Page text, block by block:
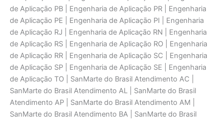
de Aplicaçāo PB | Engenharia de Aplicaçāo PR | Engenharia
de Aplicaçāo PE | Engenharia de Aplicaçāo PI | Engenharia
de Aplicaçāo RJ | Engenharia de Aplicaçāo RN | Engenharia
de Aplicaçāo RS | Engenharia de Aplicaçāo RO | Engenharia
de Aplicaçāo RR | Engenharia de Aplicaçāo SC | Engenharia
de Aplicaçāo SP | Engenharia de Aplicaçāo SE | Engenharia
de Aplicaçāo TO | SanMarte do Brasil Atendimento AC |
SanMarte do Brasil Atendimento AL | SanMarte do Brasil
Atendimento AP | SanMarte do Brasil Atendimento AM |
SanMarte do Brasil Atendimento BA | SanMarte do Brasil